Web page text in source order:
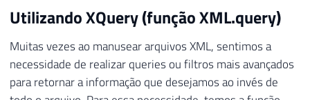
Utilizando XQuery (função XML.query)
Muitas vezes ao manusear arquivos XML, sentimos a
necessidade de realizar queries ou filtros mais avançados
para retornar a informação que desejamos ao invés de